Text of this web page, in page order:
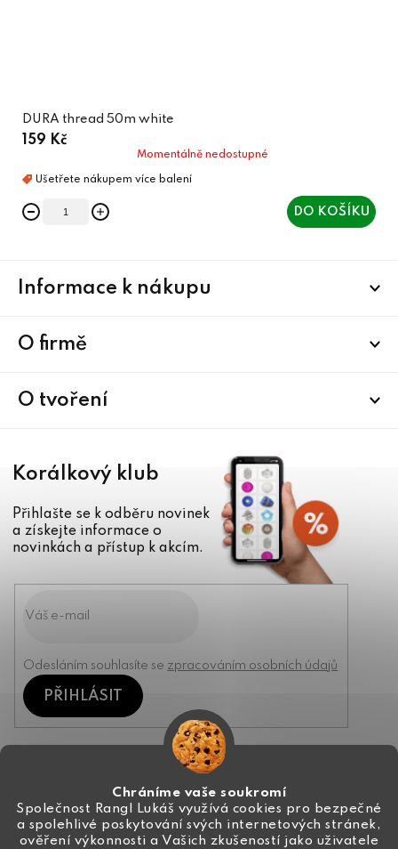
Chráníme vaše soukromí
Společnost Rangl Lukáš využívá cookies pro bezpečné
a spolehlivé poskytování svých internetových stránek,
ověření výkonnosti a Vašich zkušeností jako uživatele
DURA thread 50m white
159 Kč
Momentálně nedostupné
DO KOŠÍKU
Informace k nákupu
O firmě
O tvoření
Korálkový klub
Přihlašte se k odběru novinek
a získejte informace o
novinkách a přístup k akcím.
Odesláním souhlasíte se zpracováním osobních údajů
PŘIHLÁSIT
+420 774 444 191